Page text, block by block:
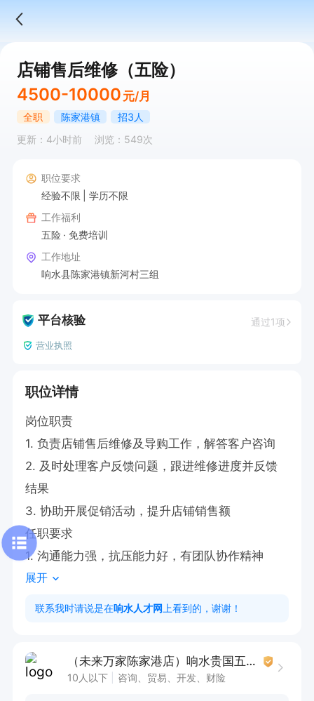
店铺售后维修（五险）
4500-10000 元/月
全职 陈家港镇
招3人
更新：4小时前
浏览：549次
职位要求
经验不限
学历不限
工作福利
五险
免费培训
工作地址
响水县陈家港镇新河村三组
平台核验 通过1项
营业执照
职位详情
岗位职责
1. 负责店铺售后维修及导购工作，解答客户咨询
2. 及时处理客户反馈问题，跟进维修进度并反馈
结果
3. 协助开展促销活动，提升店铺销售额
任职要求
1. 沟通能力强，抗压能力好，有团队协作精神
展开
联系我时请说是在响水人才网 上看到的，谢谢！
（未来万家陈家港店）响水贵国五金电器有限公司
10人以下 咨询、贸易、开发、财险